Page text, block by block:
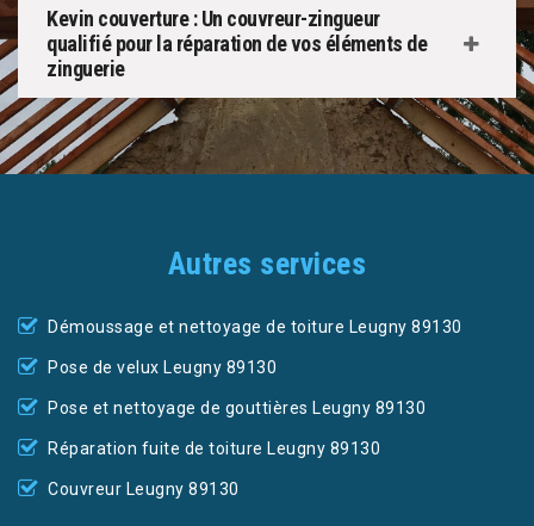
Kevin couverture : Un couvreur-zingueur
qualifié pour la réparation de vos éléments de
zinguerie
Autres services
Démoussage et nettoyage de toiture Leugny 89130
Pose de velux Leugny 89130
Pose et nettoyage de gouttières Leugny 89130
Réparation fuite de toiture Leugny 89130
Couvreur Leugny 89130